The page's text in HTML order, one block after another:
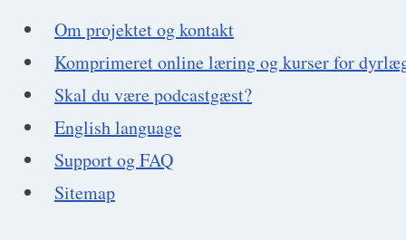
Om projektet og kontakt
Komprimeret online læring og kurser for
Skal du være podcastgæst?
English language
Support og FAQ
Sitemap